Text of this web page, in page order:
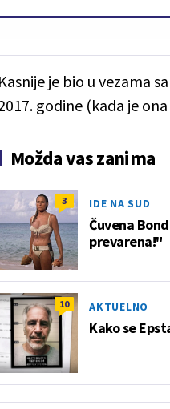
Kasnije je bio u vezama
godine (kada je
Možda vas zanima
3 IDE NA SUD
Čuvena
prevarena!"
10 AKTUELNO
Kako se